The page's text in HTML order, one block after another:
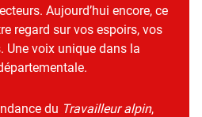
Aujourd’hui encore, ce
regard sur vos espoirs, vos
Une voix unique dans la
du Travailleur alpin,